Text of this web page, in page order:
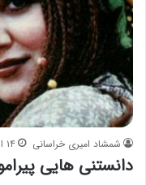
شمشاد امیری خراسانی ۱۴ اردیبهشت ۱۳۹۵
دانستنی هایی